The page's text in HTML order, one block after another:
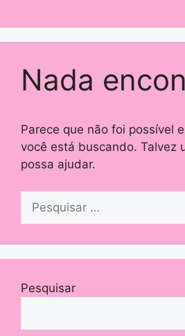
Nada
Parece que não foi possível
você está buscando. Talvez
possa ajudar.
por:
Pesquisar